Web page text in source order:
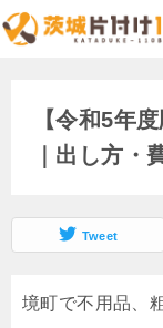
【令和5年
｜出し方・
Tweet
境町で不用品、